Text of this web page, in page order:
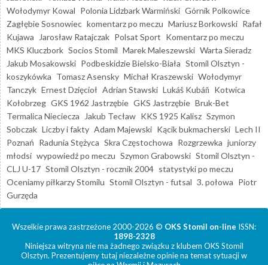
Wołodymyr Kowal Polonia Lidzbark Warmiński Górnik Polkowice
Zagłębie Sosnowiec komentarz po meczu Mariusz Borkowski Rafał
Kujawa
Jarosław Ratajczak Polsat Sport Komentarz po meczu
MKS Kluczbork Socios Stomil Marek Maleszewski Warta Sieradz
Jakub Mosakowski Podbeskidzie Bielsko-Biała Stomil Olsztyn -
koszykówka Tomasz Asensky Michał Kraszewski Wołodymyr
Tanczyk Ernest Dzięcioł Adrian Stawski Lukáš Kubáň Kotwica
Kołobrzeg GKS 1962 Jastrzębie GKS Jastrzębie Bruk-Bet
Termalica Nieciecza
Jakub Tecław KKS 1925 Kalisz Szymon
Sobczak Liczby i fakty Adam Majewski Kącik bukmacherski Lech II
Poznań Radunia Stężyca Skra Częstochowa Rozgrzewka juniorzy
młodsi wypowiedź po meczu Szymon Grabowski Stomil Olsztyn -
CLJ U-17 Stomil Olsztyn - rocznik 2004 statystyki po meczu
Oceniamy piłkarzy Stomilu Stomil Olsztyn - futsal 3. połowa Piotr
Gurzęda
Wszelkie prawa zastrzeżone 2000-2026 © OKS Stomil on-line ISSN:
1898-2328
Niniejsza witryna nie ma żadnego związku z klubem OKS Stomil
Olsztyn. Prezentujemy tutaj niezależne opinie na temat sytuacji w